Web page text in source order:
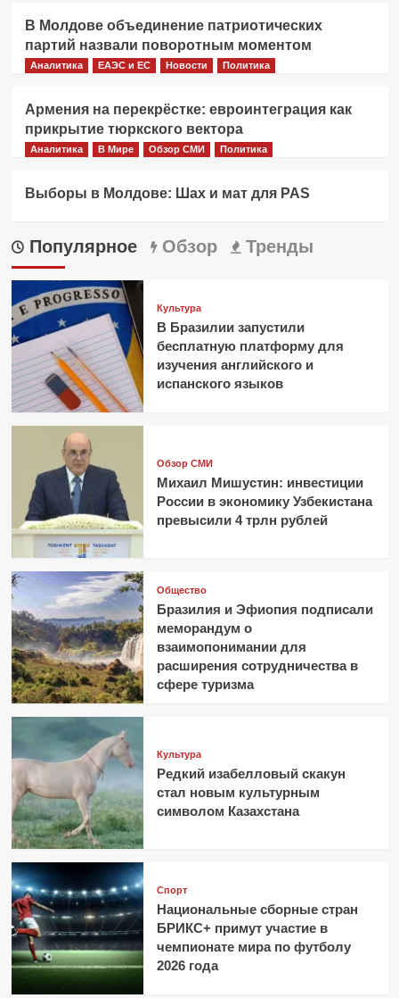
В Молдове объединение патриотических
партий назвали поворотным моментом
Аналитика ЕАЭС и ЕС Новости Политика
Армения на перекрёстке: евроинтеграция как
прикрытие тюркского вектора
Аналитика В Мире Обзор СМИ Политика
Выборы в Молдове: Шах и мат для PAS
Популярное Обзор Тренды
Культура
В Бразилии запустили
бесплатную платформу для
изучения английского и
испанского языков
Обзор СМИ
Михаил Мишустин: инвестиции
России в экономику Узбекистана
превысили 4 трлн рублей
Общество
Бразилия и Эфиопия подписали
меморандум о
взаимопонимании для
расширения сотрудничества в
сфере туризма
Культура
Редкий изабелловый скакун
стал новым культурным
символом Казахстана
Спорт
Национальные сборные стран
БРИКС+ примут участие в
чемпионате мира по футболу
2026 года